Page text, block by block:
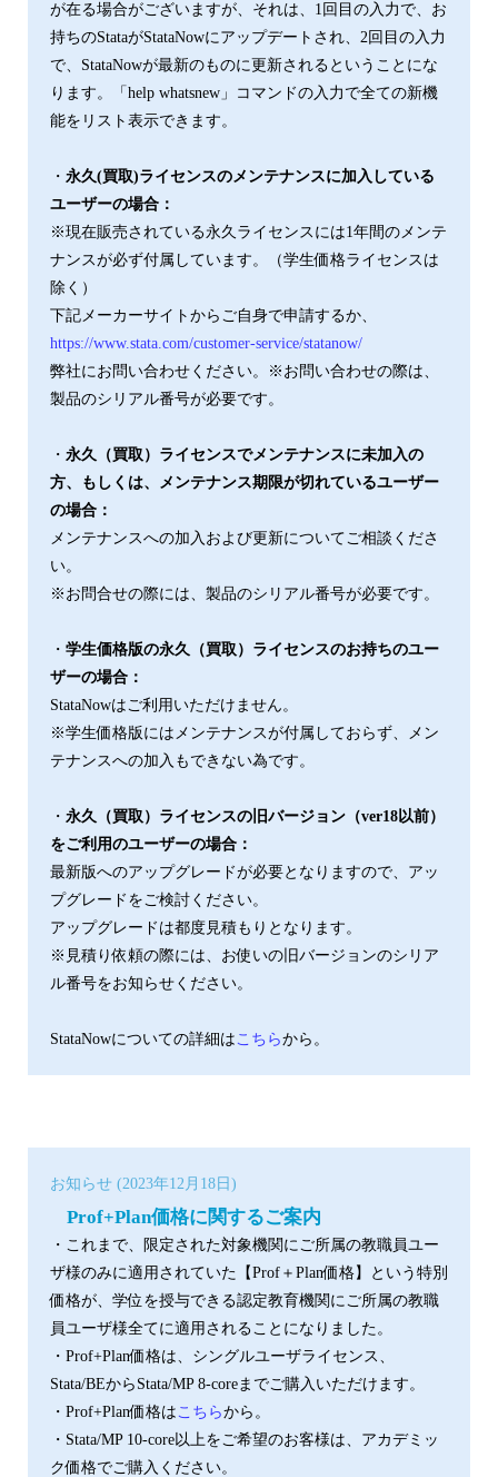
が在る場合がございますが、それは、1回目の入力で、お
持ちのStataがStataNowにアップデートされ、2回目の入力
で、StataNowが最新のものに更新されるということにな
ります。「help whatsnew」コマンドの入力で全ての新機
能をリスト表示できます。
・ 永久(買取)ライセンスのメンテナンスに加入している
ユーザーの場合：
※現在販売されている永久ライセンスには1年間のメンテ
ナンスが必ず付属しています。（学生価格ライセンスは
除く）
下記メーカーサイトからご自身で申請するか、
https://www.stata.com/customer-service/statanow/
弊社にお問い合わせください。※お問い合わせの際は、
製品のシリアル番号が必要です。
・ 永久（買取）ライセンスでメンテナンスに未加入の
方、もしくは、メンテナンス期限が切れているユーザー
の場合：
メンテナンスへの加入および更新についてご相談くださ
い。
※お問合せの際には、製品のシリアル番号が必要です。
・ 学生価格版の永久（買取）ライセンスのお持ちのユー
ザーの場合：
StataNowはご利用いただけません。
※学生価格版にはメンテナンスが付属しておらず、メン
テナンスへの加入もできない為です。
・ 永久（買取）ライセンスの旧バージョン（ver18以前）
をご利用のユーザーの場合：
最新版へのアップグレードが必要となりますので、アッ
プグレードをご検討ください。
アップグレードは都度見積もりとなります。
※見積り依頼の際には、お使いの旧バージョンのシリア
ル番号をお知らせください。
StataNowについての詳細はこちらから。
お知らせ (2023年12月18日)
Prof+Plan価格に関するご案内
・これまで、限定された対象機関にご所属の教職員ユー
ザ様のみに適用されていた【Prof＋Plan価格】という特別
価格が、学位を授与できる認定教育機関にご所属の教職
員ユーザ様全てに適用されることになりました。
・Prof+Plan価格は、シングルユーザライセンス、
Stata/BEからStata/MP 8-coreまでご購入いただけます。
・Prof+Plan価格はこちらから。
・Stata/MP 10-core以上をご希望のお客様は、アカデミッ
ク価格でご購入ください。